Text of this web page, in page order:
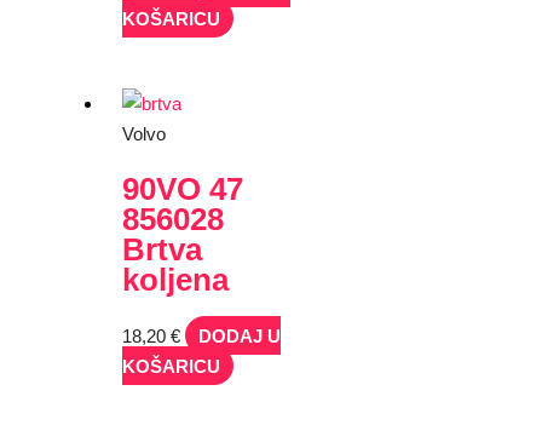
KOŠARICU
Volvo
90VO 47
856028
Brtva
koljena
18,20€
DODAJ U
KOŠARICU